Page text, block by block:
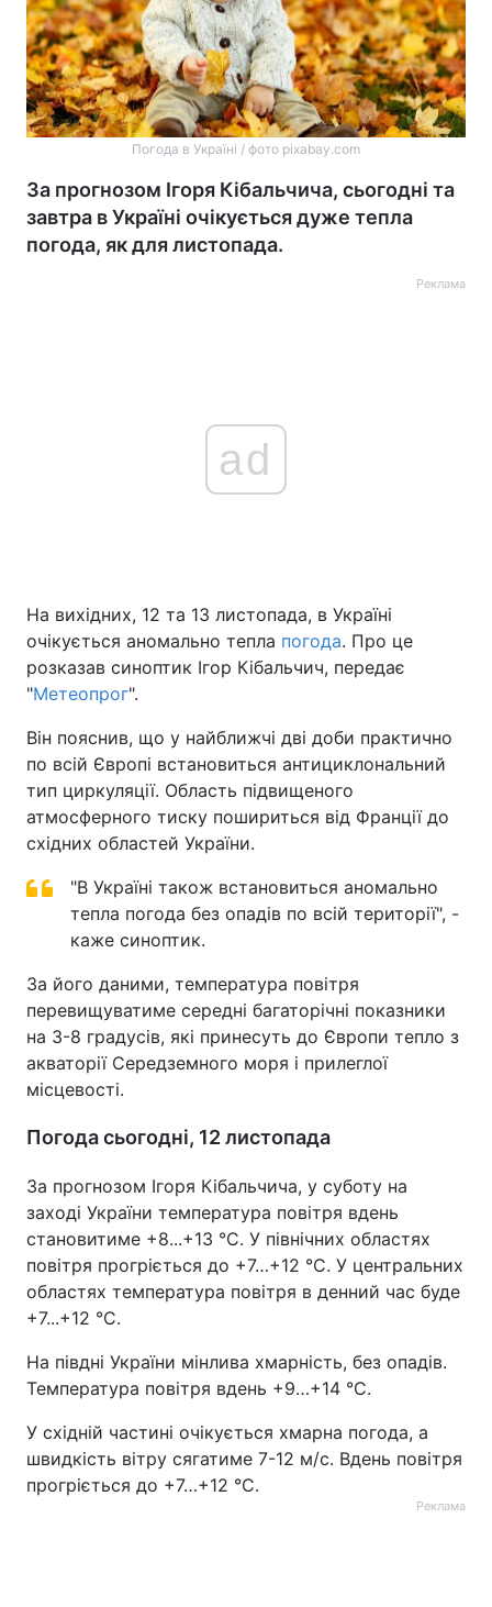
Погода в Україні / фото pixabay.com
За прогнозом Ігоря Кібальчича, сьогодні та
завтра в Україні очікується дуже тепла
погода, як для листопада.
Реклама
ad
На вихідних, 12 та 13 листопада, в Україні
очікується аномально тепла погода. Про це
розказав синоптик Ігор Кібальчич, передає
"Метеопрог".
Він пояснив, що у найближчі дві доби практично
по всій Європі встановиться антициклональний
тип циркуляції. Область підвищеного
атмосферного тиску пошириться від Франції до
східних областей України.
"В Україні також встановиться аномально
тепла погода без опадів по всій території", -
каже синоптик.
За його даними, температура повітря
перевищуватиме середні багаторічні показники
на 3-8 градусів, які принесуть до Європи тепло з
акваторії Середземного моря і прилеглої
місцевості.
Погода сьогодні, 12 листопада
За прогнозом Ігоря Кібальчича, у суботу на
заході України температура повітря вдень
становитиме +8...+13 °С. У північних областях
повітря прогріється до +7…+12 °С. У центральних
областях температура повітря в денний час буде
+7...+12 °С.
На півдні України мінлива хмарність, без опадів.
Температура повітря вдень +9…+14 °С.
У східній частині очікується хмарна погода, а
швидкість вітру сягатиме 7-12 м/с. Вдень повітря
прогріється до +7…+12 °С.
Реклама